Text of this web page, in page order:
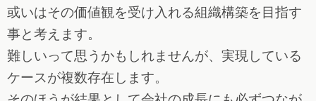
或いはその価値観を受け入れる組織構築を目指す
事と考えます。
難しいって思うかもしれませんが、実現している
ケースが複数存在します。